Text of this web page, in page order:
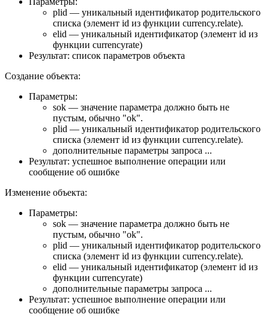
plid — уникальный идентификатор родительского
списка (элемент id из функции currency.relate).
elid — уникальный идентификатор (элемент id из
функции currencyrate)
Результат: список параметров объекта
Создание объекта:
Параметры:
sok — значение параметра должно быть не
пустым, обычно "ok".
plid — уникальный идентификатор родительского
списка (элемент id из функции currency.relate).
дополнительные параметры запроса ...
Результат: успешное выполнение операции или
сообщение об ошибке
Изменение объекта:
Параметры:
sok — значение параметра должно быть не
пустым, обычно "ok".
plid — уникальный идентификатор родительского
списка (элемент id из функции currency.relate).
elid — уникальный идентификатор (элемент id из
функции currencyrate)
дополнительные параметры запроса ...
Результат: успешное выполнение операции или
сообщение об ошибке